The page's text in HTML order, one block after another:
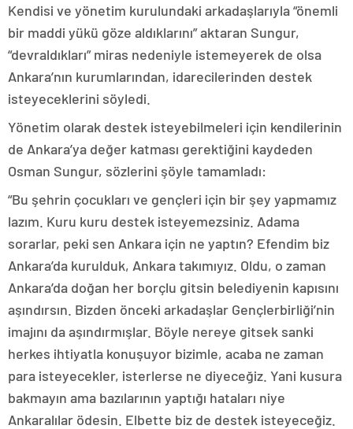
Kendisi ve yönetim kurulundaki arkadaşlarıyla “önemli
bir maddi yükü göze aldıklarını” aktaran Sungur,
“devraldıkları” miras nedeniyle istemeyerek de olsa
Ankara’nın kurumlarından, idarecilerinden destek
isteyeceklerini söyledi.
Yönetim olarak destek isteyebilmeleri için kendilerinin
de Ankara’ya değer katması gerektiğini kaydeden
Osman Sungur, sözlerini şöyle tamamladı:
“Bu şehrin çocukları ve gençleri için bir şey yapmamız
lazım. Kuru kuru destek isteyemezsiniz. Adama
sorarlar, peki sen Ankara için ne yaptın? Efendim biz
Ankara’da kurulduk, Ankara takımıyız. Oldu, o zaman
Ankara’da doğan her borçlu gitsin belediyenin kapısını
aşındırsın. Bizden önceki arkadaşlar Gençlerbirliği’nin
imajını da aşındırmışlar. Böyle nereye gitsek sanki
herkes ihtiyatla konuşuyor bizimle, acaba ne zaman
para isteyecekler, isterlerse ne diyeceğiz. Yani kusura
bakmayın ama bazılarının yaptığı hataları niye
Ankaralılar ödesin. Elbette biz de destek isteyeceğiz.